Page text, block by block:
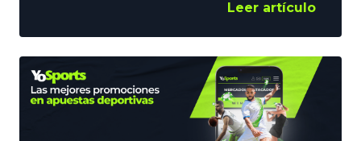
han ganado importancia en los últimos
años. Sirven para analizar mejor la
filosofía de los distintos equipos y, como
no, para sacar el máximo partido a las
inversiones. En YoSports analizamos lo
Leer artículo